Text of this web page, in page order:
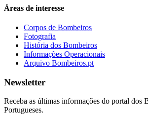
Áreas de interesse
Corpos de Bombeiros
Fotografia
História dos Bombeiros
Informações Operacionais
Arquivo Bombeiros.pt
Newsletter
Receba as últimas informações do portal dos
Portugueses.